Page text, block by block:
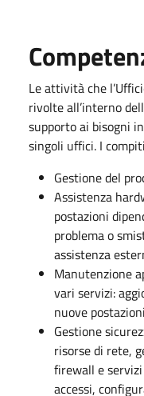
Le attività che
rivolte all’interno
supporto ai bisogni
singoli uffici. I
Gestione del
Assistenza
postazioni
problema o
assistenza
Manutenzione
vari servizi:
nuove
Gestione
risorse di rete,
firewall e
accessi,